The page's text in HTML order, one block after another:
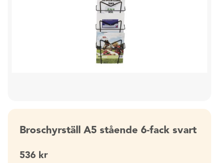
Broschyrställ A5 stående 6-fack svart
536 kr